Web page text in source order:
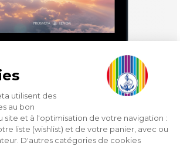
utilisent des
au bon
et à l'optimisation de votre navigation :
liste (wishlist) et de votre panier, avec ou
D'autres catégories de cookies
a Solar Civilization (eBook)